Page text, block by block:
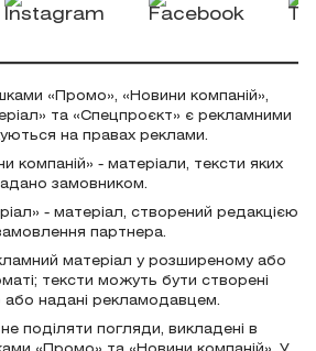
«Промо», «Новини компаній»,
та «Спецпроєкт» є рекламними
на правах реклами.
компаній» - матеріали, тексти яких
замовником.
- матеріал, створений редакцією
партнера.
матеріал у розширеному або
тексти можуть бути створені
або надані рекламодавцем.
поділяти погляди, викладені в